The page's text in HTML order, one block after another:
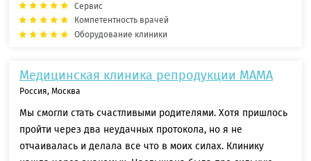
Сервис
Компетентность врачей
Оборудование клиники
Медицинская клиника репродукции МАМА
Россия, Москва
Мы смогли стать счастливыми родителями. Хотя пришлось
пройти через два неудачных протокола, но я не
отчаивалась и делала все что в моих силах. Клинику